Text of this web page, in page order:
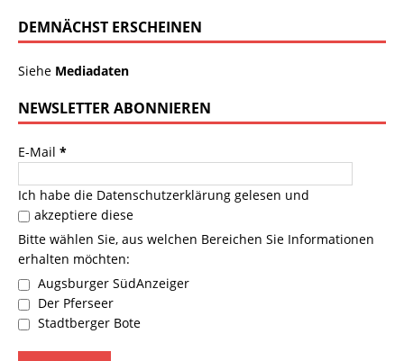
DEMNÄCHST ERSCHEINEN
Siehe Mediadaten
NEWSLETTER ABONNIEREN
E-Mail *
Ich habe die Datenschutzerklärung gelesen und
akzeptiere diese
Bitte wählen Sie, aus welchen Bereichen Sie Informationen
erhalten möchten:
Augsburger SüdAnzeiger
Der Pferseer
Stadtberger Bote